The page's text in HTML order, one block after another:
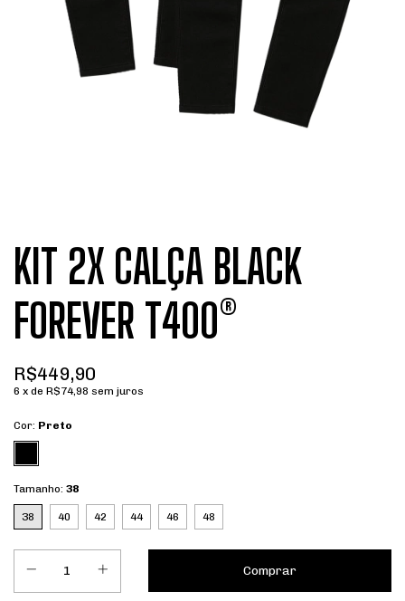
KIT 2X CALÇA BLACK
FOREVER T400®️
R$449,90
6 x de R$74,98 sem juros
Cor: Preto
Tamanho: 38
38 40 42 44 46 48